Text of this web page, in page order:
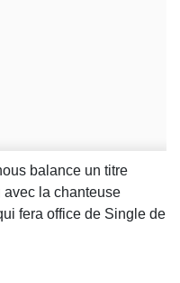
balance un titre
avec la chanteuse
fera office de Single de